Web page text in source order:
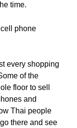
time.
phone
every shopping
of the
floor to sell
and
Thai people
there and see